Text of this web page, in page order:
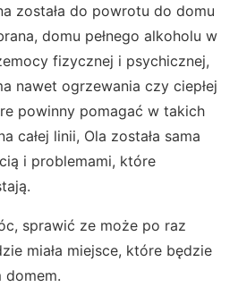
została do powrotu do domu
domu pełnego alkoholu w
fizycznej i psychicznej,
nawet ogrzewania czy ciepłej
powinny pomagać w takich
całej linii, Ola została sama
i problemami, które
sprawić ze może po raz
miała miejsce, które będzie
domem.